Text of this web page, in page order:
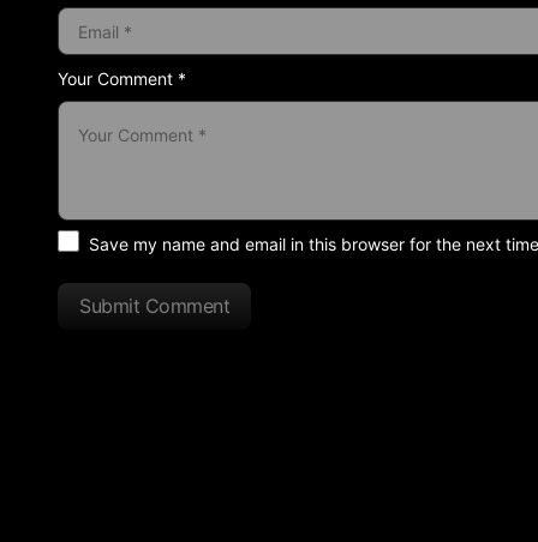
Your Comment *
Save my name and email in this browser for the next
Submit Comment